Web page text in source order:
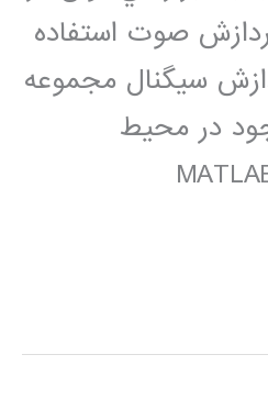
صوت استفاده
سيگنال مجموعه
در محيط